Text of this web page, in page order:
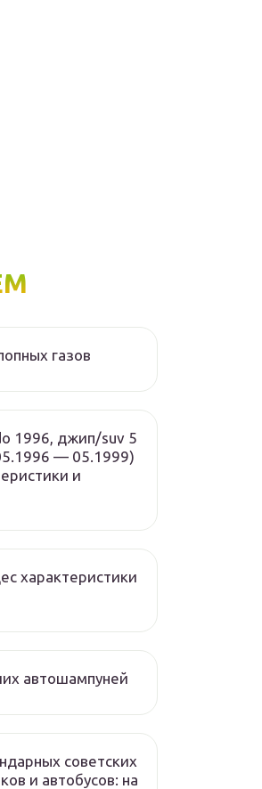
газов
1996, джип/suv 5
— 05.1999)
и
характеристики
автошампуней
советских
и автобусов: на